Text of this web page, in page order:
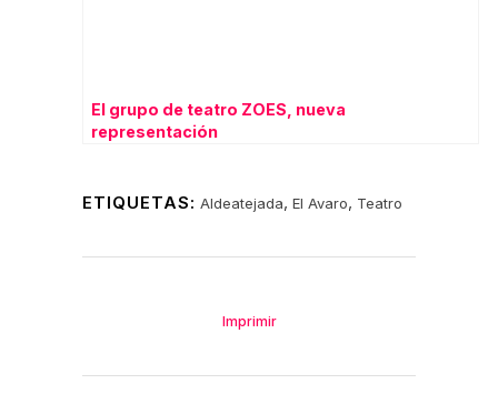
El grupo de teatro ZOES, nueva
representación
ETIQUETAS: Aldeatejada, El Avaro, Teatro
Imprimir